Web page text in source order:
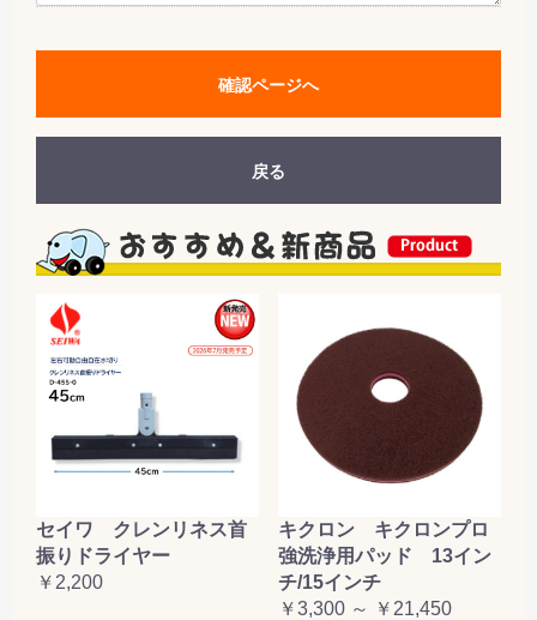
確認ページへ
戻る
セイワ クレンリネス首
振りドライヤー
￥2,200
キクロン キクロンプロ
強洗浄用パッド 13イン
チ/15インチ
￥3,300 ～ ￥21,450